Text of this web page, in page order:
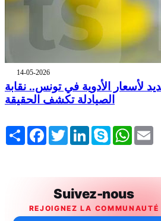
14-05-2026
لأسعار الأدوية في تونس.. نقابة
الصيادلة تكشف الحقيقة
Share FacebookTwitterLinkedInSkype